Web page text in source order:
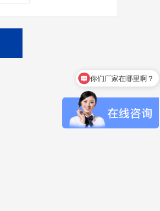
你们厂家在哪里啊？